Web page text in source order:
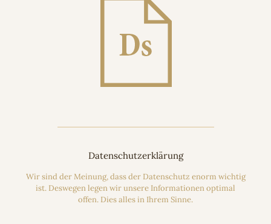
Datenschutzerklärung
Wir sind der Meinung, dass der Datenschutz enorm wichtig
ist. Deswegen legen wir unsere Informationen optimal
offen. Dies alles in Ihrem Sinne.